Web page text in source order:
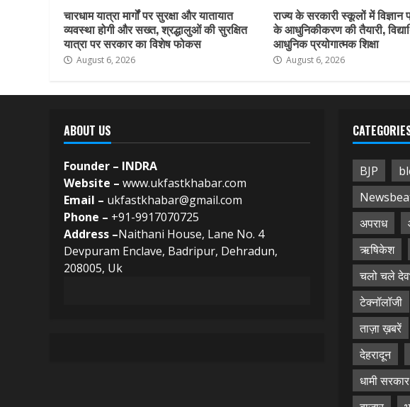
चारधाम यात्रा मार्गों पर सुरक्षा और यातायात
व्यवस्था होगी और सख्त, श्रद्धालुओं की सुरक्षित
यात्रा पर सरकार का विशेष फोकस
August 6, 2026
राज्य के सरकारी स्कूलों में विज्ञान
के आधुनिकीकरण की तैयारी,
आधुनिक प्रयोगात्मक शिक्षा
August 6, 2026
ABOUT US
Founder – INDRA
Website – www.ukfastkhabar.com
Email – ukfastkhabar@gmail.com
Phone – +91-9917070725
Address –Naithani House, Lane No. 4
Devpuram Enclave, Badripur, Dehradun,
208005, Uk
BJP
अपराध
ऋषिकेश
चलो चले
टेक्नॉलॉजी
ताज़ा ख़बरें
देहरादून
धामी सरकार